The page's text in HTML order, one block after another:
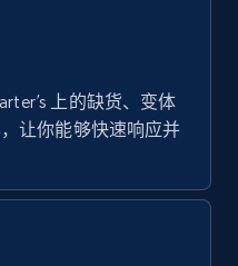
rating, Product
max, Rating,
立即开始
上的缺货、变体
让你能够快速响应并